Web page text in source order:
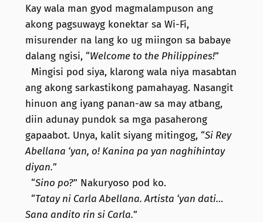
Kay wala man gyod magmalampuson ang
akong pagsuwayg konektar sa Wi-Fi,
misurender na lang ko ug miingon sa babaye
dalang ngisi, “Welcome to the Philippines!”
Mingisi pod siya, klarong wala niya masabtan
ang akong sarkastikong pamahayag. Nasangit
hinuon ang iyang panan-aw sa may atbang,
diin adunay pundok sa mga pasaherong
gapaabot. Unya, kalit siyang mitingog, “Si Rey
Abellana ‘yan, o! Kanina pa yan naghihintay
diyan.”
“Sino po?” Nakuryoso pod ko.
“Tatay ni Carla Abellana. Artista ‘yan dati…
Sana andito rin si Carla.”